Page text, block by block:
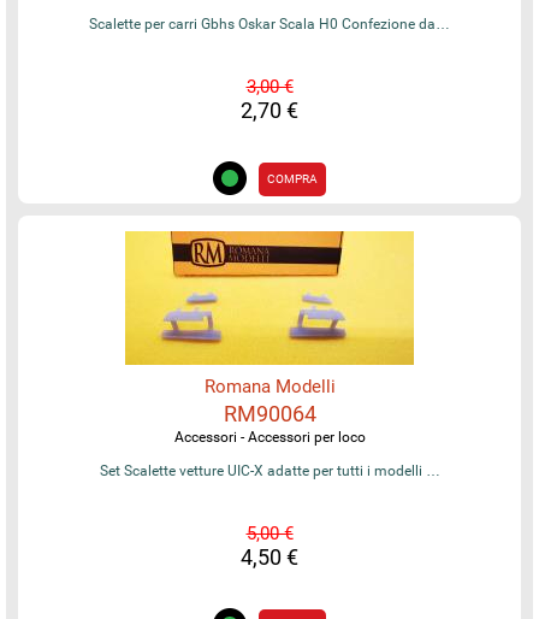
Scalette per carri Gbhs Oskar Scala H0 Confezione da…
3,00 €
2,70 €
COMPRA
Romana Modelli
RM90064
Accessori - Accessori per loco
Set Scalette vetture UIC-X adatte per tutti i modelli …
5,00 €
4,50 €